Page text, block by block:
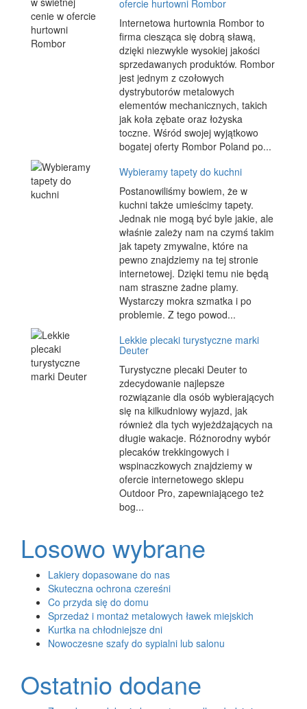
ofercie hurtowni Rombor
Internetowa hurtownia Rombor to
firma ciesząca się dobrą sławą,
dzięki niezwykle wysokiej jakości
sprzedawanych produktów. Rombor
jest jednym z czołowych
dystrybutorów metalowych
elementów mechanicznych, takich
jak koła zębate oraz łożyska
toczne. Wśród swojej wyjątkowo
bogatej oferty Rombor Poland po...
Wybieramy tapety do kuchni
Postanowiliśmy bowiem, że w
kuchni także umieścimy tapety.
Jednak nie mogą być byle jakie, ale
właśnie zależy nam na czymś takim
jak tapety zmywalne, które na
pewno znajdziemy na tej stronie
internetowej. Dzięki temu nie będą
nam straszne żadne plamy.
Wystarczy mokra szmatka i po
problemie. Z tego powod...
Lekkie plecaki turystyczne marki
Deuter
Turystyczne plecaki Deuter to
zdecydowanie najlepsze
rozwiązanie dla osób wybierających
się na kilkudniowy wyjazd, jak
również dla tych wyjeżdżających na
długie wakacje. Różnorodny wybór
plecaków trekkingowych i
wspinaczkowych znajdziemy w
ofercie internetowego sklepu
Outdoor Pro, zapewniającego też
bog...
Losowo wybrane
Lakiery dopasowane do nas
Skuteczna ochrona czereśni
Co przyda się do domu
Sprzedaż i montaż metalowych ławek miejskich
Kurtka na chłodniejsze dni
Nowoczesne szafy do sypialni lub salonu
Ostatnio dodane